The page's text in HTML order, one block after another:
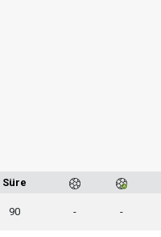
Süre
90 - -